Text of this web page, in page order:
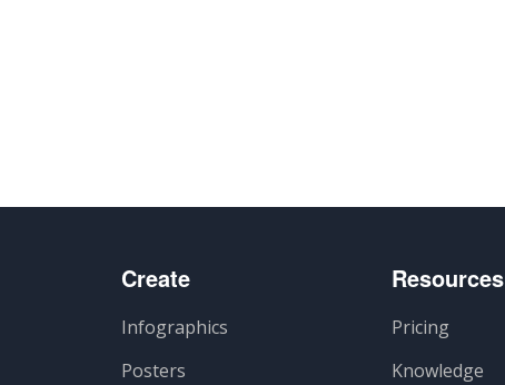
Create
Infographics
Posters
Resources
Pricing
Knowledge